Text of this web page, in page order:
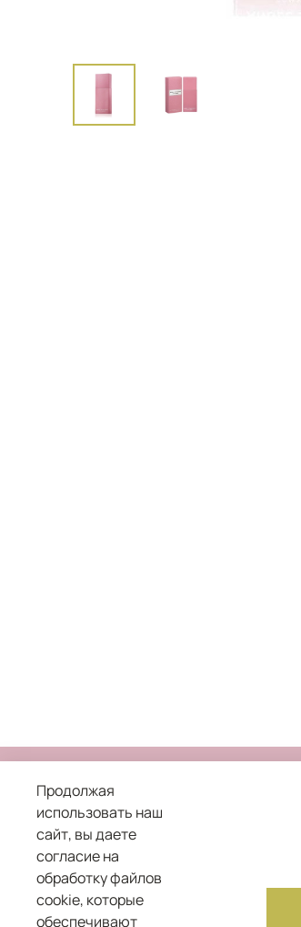
8 800 101 04 05
служба заботы о клиентах
Продолжая
использовать наш
сайт, вы даете
согласие на
обработку файлов
cookie, которые
обеспечивают